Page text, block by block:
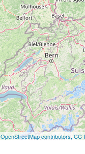
OpenStreetMap contributors, CC-